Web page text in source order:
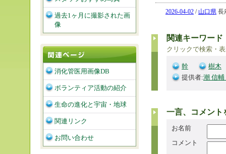
2026-04-02 / 山口県 長
関連キーワード
クリックで検索・
幹
樹木
提供者:潮 信
一言、コメント
お名前
コメント
過去1ヶ月に撮影された画
像
消化管医用画像DB
ボランティア活動の紹介
生命の進化と宇宙・地球
関連リンク
お問い合わせ